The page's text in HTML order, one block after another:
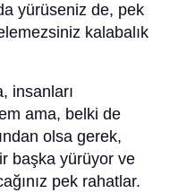
yürüseniz de, pek
kalabalık
insanları
ama, belki de
olsa gerek,
başka yürüyor ve
pek rahatlar.